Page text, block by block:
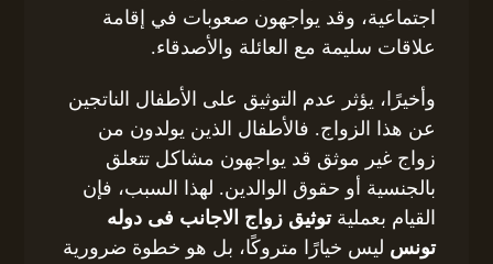
اجتماعية، وقد يواجهون صعوبات في إقامة
علاقات سليمة مع العائلة والأصدقاء.
وأخيرًا، يؤثر عدم التوثيق على الأطفال الناتجين
عن هذا الزواج. فالأطفال الذين يولدون من
زواج غير موثق قد يواجهون مشاكل تتعلق
بالجنسية أو حقوق الوالدين. لهذا السبب، فإن
القيام بعمليةتوثيق زواج الاجانب فى دوله
تونس ليس خيارًا متروكًا، بل هو خطوة ضرورية